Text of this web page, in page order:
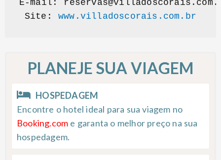
E-mail:
Site: www.villadoscorais.com.br
PLANEJE SUA VIAGEM
HOSPEDAGEM
Encontre o hotel ideal para sua viagem no
Booking.com e garanta o melhor preço na sua
hospedagem.